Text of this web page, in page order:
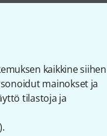
kaikkine siihen
mainokset ja
tilastoja ja
).